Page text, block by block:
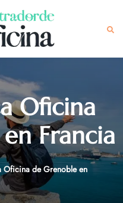
Oficina
Francia
Oficina de Grenoble en